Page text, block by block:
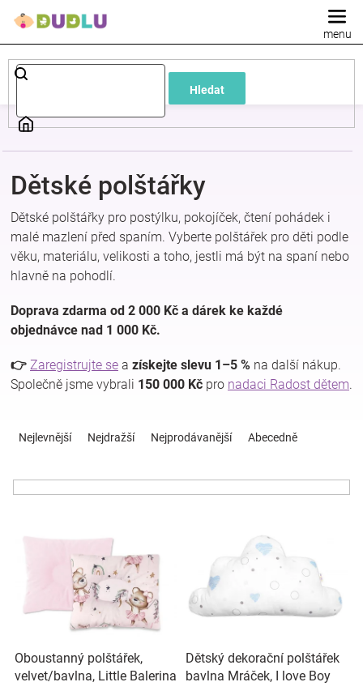
Hledat
Dětské
a
kojenecké
oblečení
Pokojíček
a
kojenecká
výbava
Těhotenské
oblečení
Dětské polštářky
Dětské polštářky pro postýlku, pokojíček, čtení pohádek i
malé mazlení před spaním. Vyberte polštářek pro děti podle
věku, materiálu, velikosti a toho, jestli má být na spaní nebo
hlavně na pohodlí.
Doprava zdarma od 2 000 Kč a dárek ke každé
objednávce nad 1 000 Kč.
👉 Zaregistrujte se a získejte slevu 1–5 % na další nákup.
Společně jsme vybrali 150 000 Kč pro nadaci Radost dětem.
ů
Nejlevnější Nejdražší Nejprodávanější Abecedně
o
d
u
Oboustanný polštářek,
velvet/bavlna, Little Balerina
Dětský dekorační polštářek
bavlna Mráček, I love Boy